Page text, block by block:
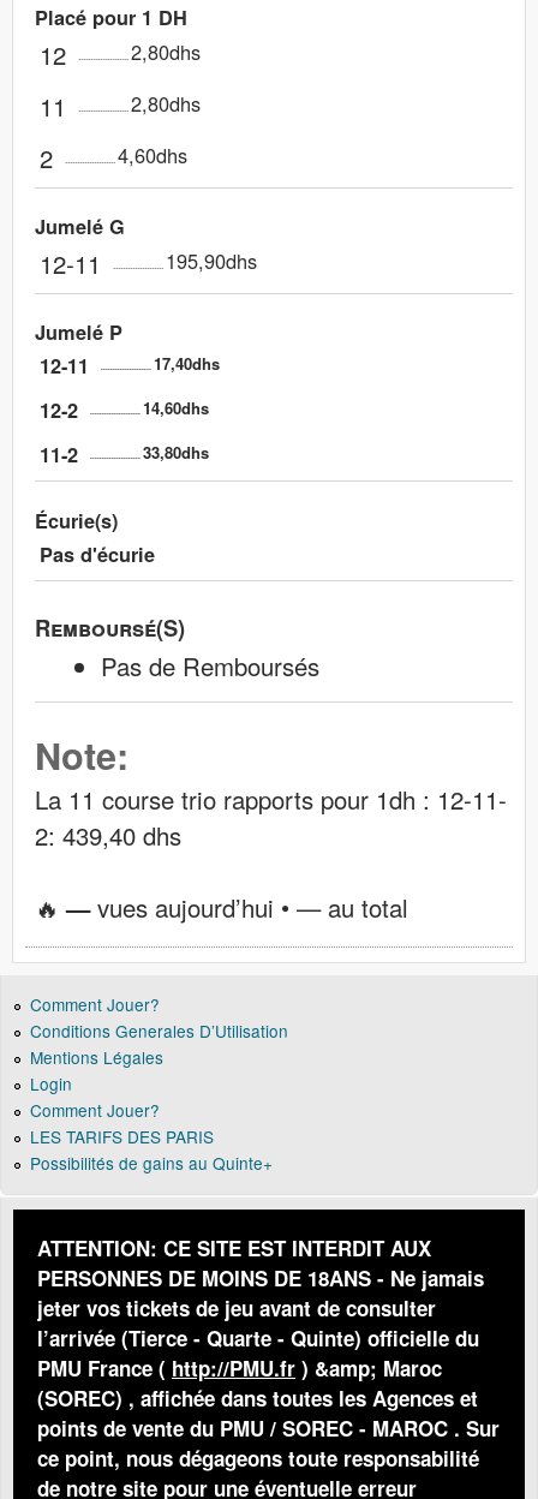
Placé pour 1 DH
12 2,80dhs
11 2,80dhs
2 4,60dhs
Jumelé G
12-11 195,90dhs
Jumelé P
12-11
17,40dhs
12-2 14,60dhs
11-2 33,80dhs
Écurie(s)
Pas d'écurie
Remboursé(s)
Pas de Remboursés
Note:
La 11 course trio rapports pour 1dh : 12-11-
2: 439,40 dhs
🔥—vues aujourd’hui •—au total
Comment Jouer?
Conditions Generales D’Utilisation
Mentions Légales
Login
Comment Jouer?
LES TARIFS DES PARIS
Possibilités de gains au Quinte+
ATTENTION: CE SITE EST INTERDIT AUX
PERSONNES DE MOINS DE 18ANS - Ne jamais
jeter vos tickets de jeu avant de consulter
l’arrivée (Tierce - Quarte - Quinte) officielle du
PMU France ( http://PMU.fr ) &amp; Maroc
(SOREC) , affichée dans toutes les Agences et
points de vente du PMU / SOREC - MAROC . Sur
ce point, nous dégageons toute responsabilité
de notre site pour une éventuelle erreur